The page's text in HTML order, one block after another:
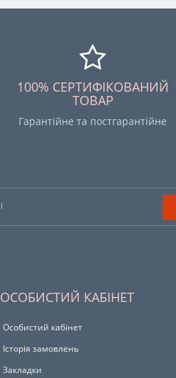
100% СЕРТИФІКОВАНИЙ
ТОВАР
Гарантійне та постгарантійне
ОСОБИСТИЙ КАБІНЕТ
Особистий кабінет
Історія замовлень
Закладки